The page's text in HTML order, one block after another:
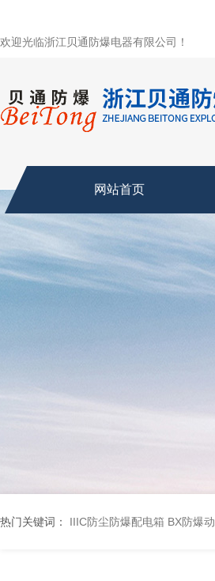
欢迎光临浙江贝通防爆电器有限公司！
网站首页
热门关键词： IIIC防尘防爆配电箱 BX防爆